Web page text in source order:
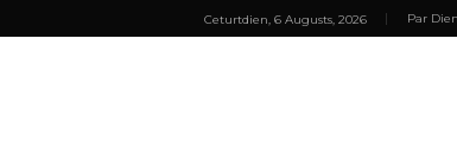
Ceturtdien, 6 Augusts, 2026 Par